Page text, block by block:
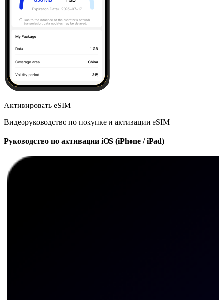
Активировать eSIM
Видеоруководство по покупке и активации eSIM
Руководство по активации iOS (iPhone / iPad)